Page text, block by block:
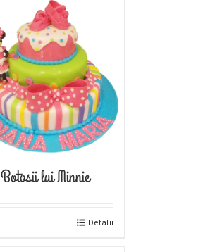
Botosii lui Minnie
Detalii